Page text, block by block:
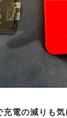
充電の減りも